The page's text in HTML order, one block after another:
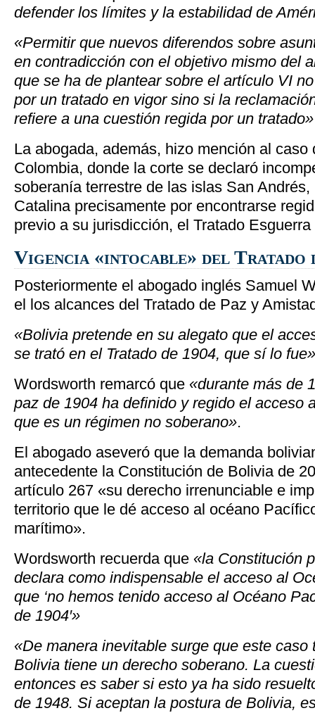
defender los límites y la estabilidad de
«Permitir que nuevos diferendos sobre
en contradicción con el objetivo mismo del
que se ha de plantear sobre el artículo VI
por un tratado en vigor sino si la
refiere a una cuestión regida por un tratado»
La abogada, además, hizo mención al caso
Colombia, donde la corte se declaró
soberanía terrestre de las islas San
Catalina precisamente por encontrarse
previo a su jurisdicción, el Tratado
Vigencia «intocable» del Tratado
Posteriormente el abogado inglés Samuel
el los alcances del Tratado de Paz y
«Bolivia pretende en su alegato que el
se trató en el Tratado de 1904, que sí lo
Wordsworth remarcó que «durante más de
paz de 1904 ha definido y regido el acceso
que es un régimen no soberano».
El abogado aseveró que la demanda
antecedente la Constitución de Bolivia de
artículo 267 «su derecho irrenunciable e
territorio que le dé acceso al océano
marítimo».
Wordsworth recuerda que «la Constitución
declara como indispensable el acceso al
que ‘no hemos tenido acceso al Océano
de 1904′»
«De manera inevitable surge que este caso
Bolivia tiene un derecho soberano. La
entonces es saber si esto ya ha sido
de 1948. Si aceptan la postura de Bolivia,